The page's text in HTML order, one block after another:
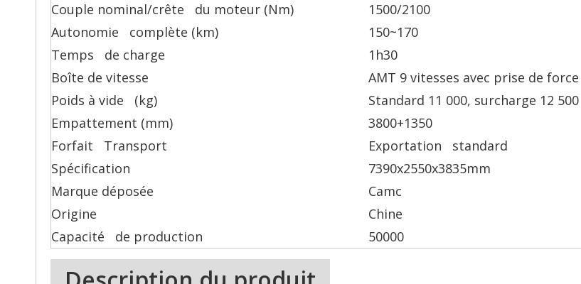
Couple nominal/crête du moteur (Nm)
1500/2100
Autonomie complète (km)
150~170
Temps de charge
1h30
Boîte de vitesse
AMT 9 vitesses avec prise de force
Poids à vide (kg)
Standard 11 000, surcharge 12 500
Empattement (mm)
3800+1350
Forfait Transport
Exportation standard
Spécification
7390x2550x3835mm
Marque déposée
Camc
Origine
Chine
Capacité de production
50000